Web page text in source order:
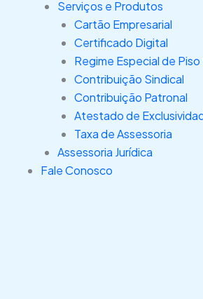
Serviços e Produtos
Cartão Empresarial
Certificado Digital
Regime Especial de Piso
Contribuição Sindical
Contribuição Patronal
Atestado de
Taxa de Assessoria
Assessoria Jurídica
Fale Conosco